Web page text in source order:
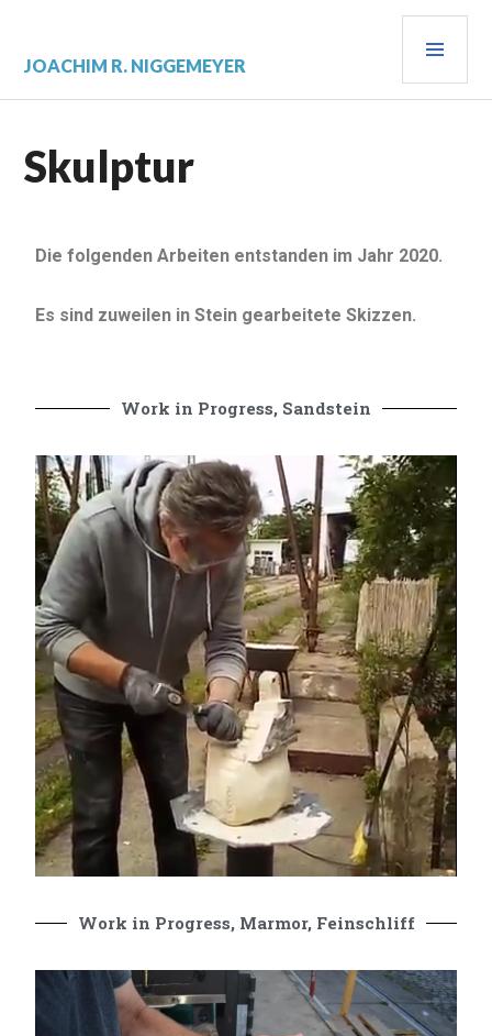
JOACHIM R. NIGGEMEYER
Skulptur
Die folgenden Arbeiten entstanden im Jahr 2020.
Es sind zuweilen in Stein gearbeitete Skizzen.
Work in Progress, Sandstein
Work in Progress, Marmor, Feinschliff